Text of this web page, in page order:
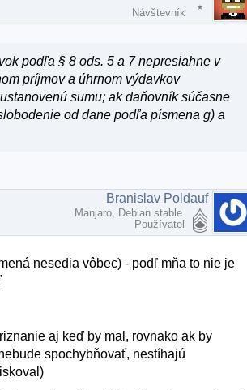
Návštevník
podľa § 8 ods. 5 a 7 nepresiahne v
príjmov a úhrnom výdavkov
sumu; ak daňovník súčasne
od dane podľa písmena g) a
Branislav Poldauf
Manjaro, Debian stable
Používateľ
nesedia vôbec) - podľ mňa to nie je
aj keď by mal, rovnako ak by
spochybňovať, nestíhajú